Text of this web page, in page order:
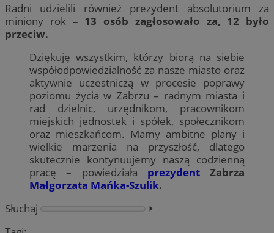
Radni udzielili również prezydent absolutorium za
miniony rok – 13 osób zagłosowało za, 12 było
przeciw.
Dziękuję wszystkim, którzy biorą na siebie
współodpowiedzialność za nasze miasto oraz
aktywnie uczestniczą w procesie poprawy
poziomu życia w Zabrzu – radnym miasta i
rad dzielnic, urzędnikom, pracownikom
miejskich jednostek i spółek, społecznikom
oraz mieszkańcom. Mamy ambitne plany i
wielkie marzenia na przyszłość, dlatego
skutecznie kontynuujemy naszą codzienną
pracę – powiedziała prezydentZabrza
Małgorzata Mańka-Szulik.
Słuchaj
⏵︎